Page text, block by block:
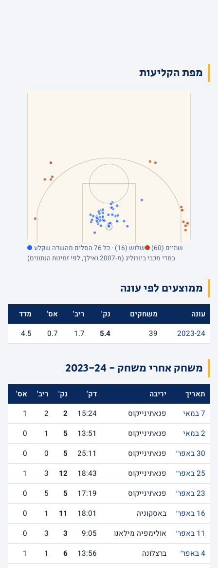
מפת הקליעות
שתיים (60)
שלוש (16) · כל 76 הסלים מהשדה שקלע
במדי מכבי ביורוליג (מ-2007 ואילך, לפי זמינות הנתונים)
ממוצעים לפי עונה
עונה משחקים נק' ריב' אס'
מדד
2023-24
39
5.4
1.7
0.7
4.5
משחק אחרי משחק - 2023-24
תאריך יריבה דק' נק' ריב' אס'
7 במאי
פנאתינייקוס 15:24
2
2
1
2 במאי
פנאתינייקוס 13:51
5
1
0
30 באפר׳
פנאתינייקוס 25:11
5
0
0
25 באפר׳
פנאתינייקוס 18:43
12
3
1
23 באפר׳
פנאתינייקוס 17:19
5
5
0
16 באפר׳
באסקוניה 18:01
11
1
0
11 באפר׳
אולימפיה מילאנו 9:05
3
3
0
4 באפר׳
ברצלונה 13:56
6
1
1